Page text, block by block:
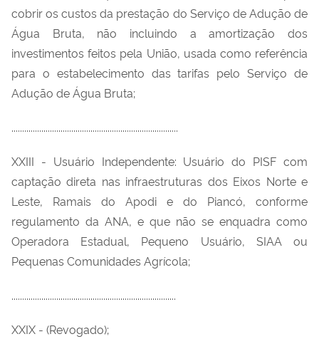
cobrir os custos da prestação do Serviço de Adução de
Água Bruta, não incluindo a amortização dos
investimentos feitos pela União, usada como referência
para o estabelecimento das tarifas pelo Serviço de
Adução de Água Bruta;
..............................................................................
XXIII - Usuário Independente: Usuário do PISF com
captação direta nas infraestruturas dos Eixos Norte e
Leste, Ramais do Apodi e do Piancó, conforme
regulamento da ANA, e que não se enquadra como
Operadora Estadual, Pequeno Usuário, SIAA ou
Pequenas Comunidades Agrícola;
.............................................................................
XXIX - (Revogado);